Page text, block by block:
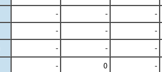
- - -
- - -
- - -
- 0 -